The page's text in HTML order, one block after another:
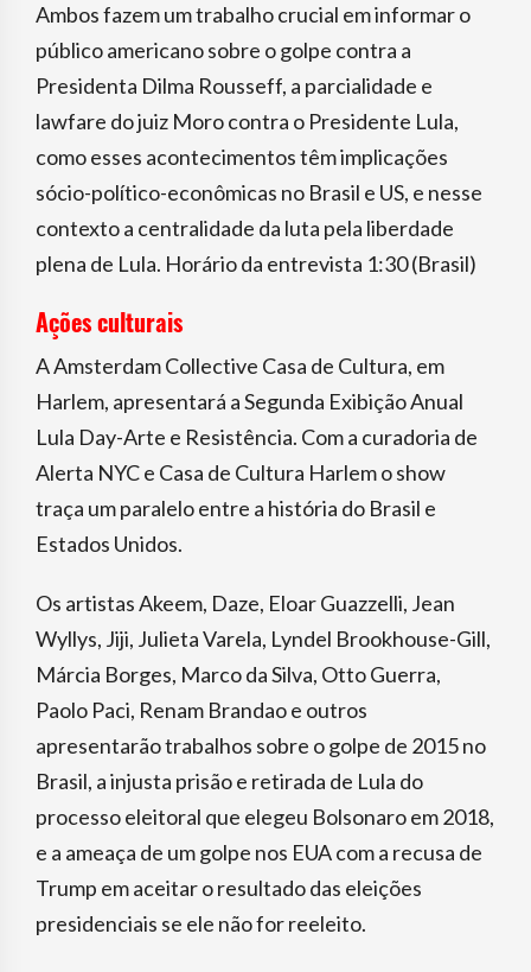
Ambos fazem um trabalho crucial em informar o
público americano sobre o golpe contra a
Presidenta Dilma Rousseff, a parcialidade e
lawfare do juiz Moro contra o Presidente Lula,
como esses acontecimentos têm implicações
sócio-político-econômicas no Brasil e US, e nesse
contexto a centralidade da luta pela liberdade
plena de Lula. Horário da entrevista 1:30 (Brasil)
Ações culturais
A Amsterdam Collective Casa de Cultura, em
Harlem, apresentará a Segunda Exibição Anual
Lula Day-Arte e Resistência. Com a curadoria de
Alerta NYC e Casa de Cultura Harlem o show
traça um paralelo entre a história do Brasil e
Estados Unidos.
Os artistas Akeem, Daze, Eloar Guazzelli, Jean
Wyllys, Jiji, Julieta Varela, Lyndel Brookhouse-Gill,
Márcia Borges, Marco da Silva, Otto Guerra,
Paolo Paci, Renam Brandao e outros
apresentarão trabalhos sobre o golpe de 2015 no
Brasil, a injusta prisão e retirada de Lula do
processo eleitoral que elegeu Bolsonaro em 2018,
e a ameaça de um golpe nos EUA com a recusa de
Trump em aceitar o resultado das eleições
presidenciais se ele não for reeleito.